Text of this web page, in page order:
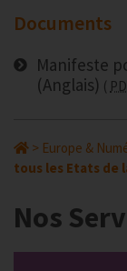
Documents
Manifeste
(Anglais)
> Europe &
tous les Etats de
Nos